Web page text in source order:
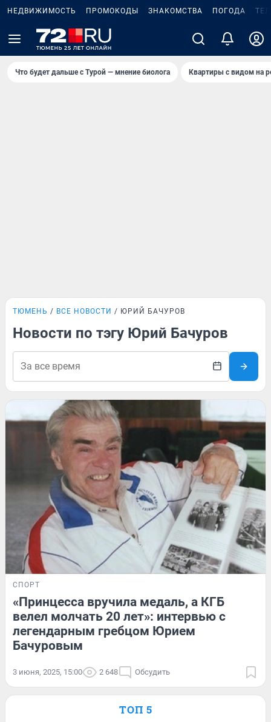
НЕДВИЖИМОСТЬ ПРОМОКОДЫ ЗНАКОМСТВА ПОГОДА
Что будет дальше с Турой — мнение биолога Квартиры с видом на
ТЮМЕНЬ ВСЕ НОВОСТИ ЮРИЙ БАЧУРОВ
Новости по тэгу Юрий Бачуров
СПОРТ
«Принцесса вручила медаль, а КГБ
велел молчать 20 лет»: интервью с
легендарным гребцом Юрием
Бачуровым
3 июня, 2025, 15:00 2 648 Обсудить
ТОП 5